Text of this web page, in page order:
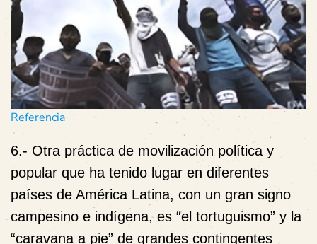
Referencia
6.- Otra práctica de movilización política y
popular que ha tenido lugar en diferentes
países de América Latina, con un gran signo
campesino e indígena, es “el tortuguismo” y la
“caravana a pie” de grandes contingentes